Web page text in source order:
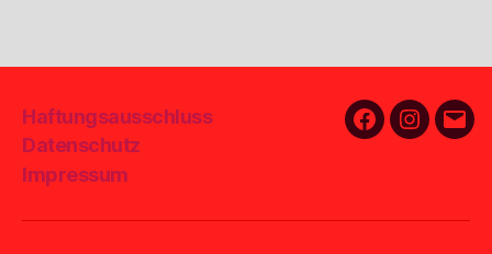
Haftungsausschluss
Datenschutz
Impressum
FacebookE-